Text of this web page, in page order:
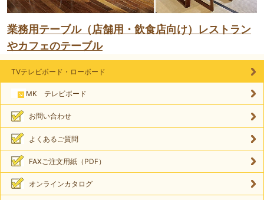
業務用テーブル（店舗用・飲食店向け）レストラン
やカフェのテーブル
TVテレビボード・ローボード
MK テレビボード
お問い合わせ
よくあるご質問
FAXご注文用紙（PDF）
オンラインカタログ